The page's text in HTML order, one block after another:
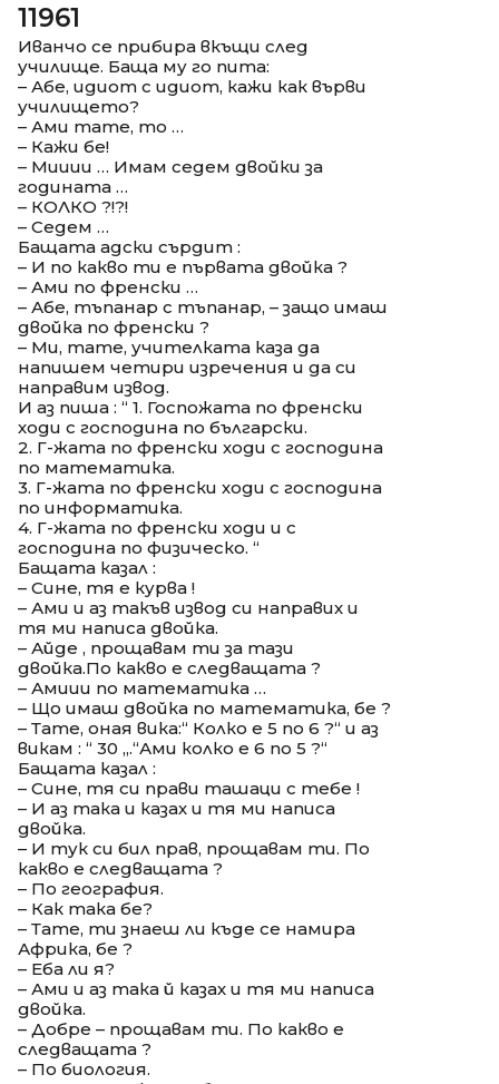
11961
Иванчо се прибира вкъщи след
училище. Баща му го пита:
– Абе, идиот с идиот, кажи как върви
училището?
– Ами тате, то …
– Кажи бе!
– Мииии … Имам седем двойки за
годината …
– КОЛКО ?!?!
– Седем …
Бащата адски сърдит :
– И по какво ти е първата двойка ?
– Ами по френски …
– Абе, тъпанар с тъпанар, – защо имаш
двойка по френски ?
– Ми, тате, учителката каза да
напишем четири изречения и да си
направим извод.
И аз пиша : “ 1. Госпожата по френски
ходи с господина по български.
2. Г-жата по френски ходи с господина
по математика.
3. Г-жата по френски ходи с господина
по информатика.
4. Г-жата по френски ходи и с
господина по физическо. “
Бащата казал :
– Сине, тя е курва !
– Ами и аз такъв извод си направих и
тя ми написа двойка.
– Айде , прощавам ти за тази
двойка.По какво е следващата ?
– Амиии по математика …
– Що имаш двойка по математика, бе ?
– Тате, оная вика:“ Колко е 5 по 6 ?“ и аз
викам : “ 30 „.“Ами колко е 6 по 5 ?“
Бащата казал :
– Сине, тя си прави ташаци с тебе !
– И аз така и казах и тя ми написа
двойка.
– И тук си бил прав, прощавам ти. По
какво е следващата ?
– По география.
– Как така бе?
– Тате, ти знаеш ли къде се намира
Африка, бе ?
– Еба ли я?
– Ами и аз така й казах и тя ми написа
двойка.
– Добре – прощавам ти. По какво е
следващата ?
– По биология.